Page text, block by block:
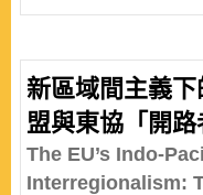
新區域間主義
盟與東協「開路
The EU’s Indo-
Interregionalism: